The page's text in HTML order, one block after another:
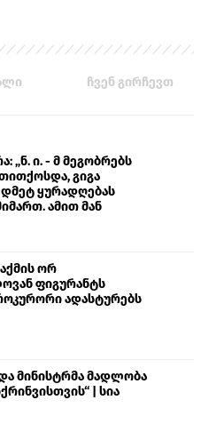
ჩვენ გირჩევთ
„ნ. ი. - მ მეგობრებს
გიგა
ყურადღებას
ამით მან
გიგა ავალიანს“
ორ
ფიგურანტს
ადასტურებს
მინისტრმა მადლობა
| სია